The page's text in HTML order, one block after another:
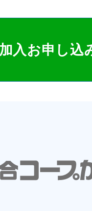
入お申し込